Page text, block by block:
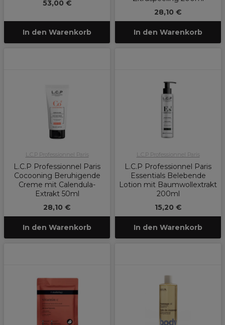
53,00 €
In den Warenkorb
28,10 €
In den Warenkorb
L.C.P Professionnel Paris
L.C.P Professionnel Paris
Cocooning Beruhigende
Creme mit Calendula-
Extrakt 50ml
28,10 €
In den Warenkorb
L.C.P Professionnel Paris
L.C.P Professionnel Paris
Essentials Belebende
Lotion mit Baumwollextrakt
200ml
15,20 €
In den Warenkorb